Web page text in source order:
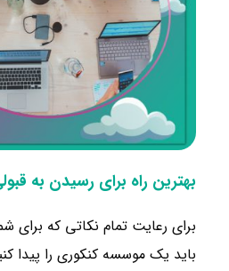
بهترین راه برای رسیدن به
برای رعایت تمام نکاتی که برای
باید یک موسسه کنکوری را پیدا